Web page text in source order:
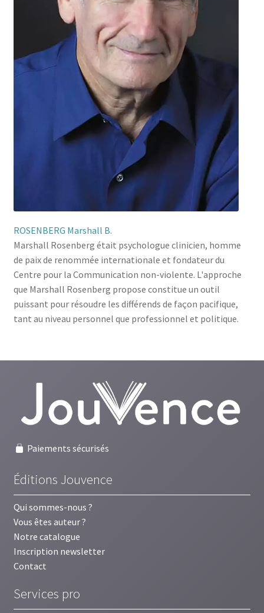
ROSENBERG Marshall B.
Marshall Rosenberg était psychologue clinicien, homme
de paix de renommée internationale et fondateur du
Centre pour la Communication non-violente. L'approche
que Marshall Rosenberg propose constitue un outil
puissant pour résoudre les différends de façon pacifique,
tant au niveau personnel que professionnel et politique.
Paiements sécurisés
Éditions Jouvence
Qui sommes-nous ?
Vous êtes auteur ?
Notre catalogue
Inscription newsletter
Contact
Services pro